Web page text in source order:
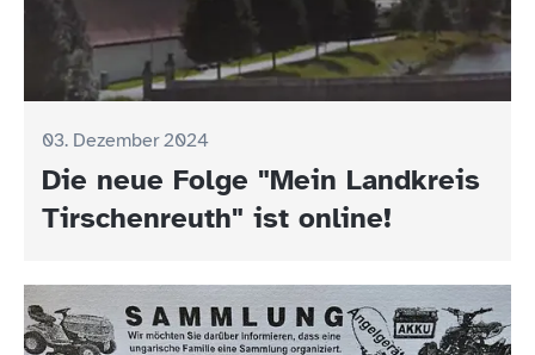
03. Dezember 2024
Die neue Folge "Mein Landkreis
Tirschenreuth" ist online!